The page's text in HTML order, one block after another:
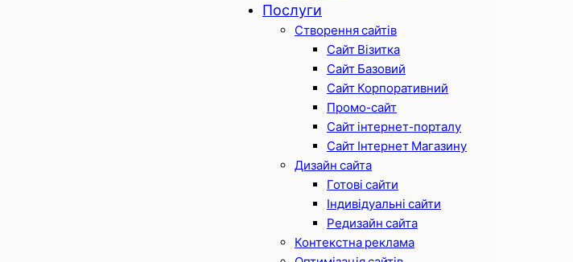
Послуги
Створення сайтів
Сайт Візитка
Сайт Базовий
Сайт Корпоративний
Промо-сайт
Сайт інтернет-порталу
Сайт Інтернет Магазину
Дизайн сайта
Готові сайти
Індивідуальні сайти
Редизайн сайта
Контекстна реклама